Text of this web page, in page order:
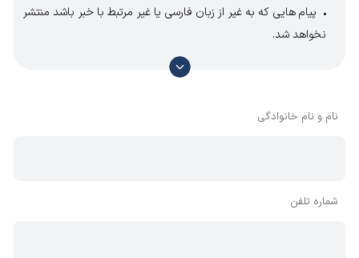
پیام هایی که به غیر از زبان فارسی یا غیر مرتبط با خبر باشد منتشر
نخواهد شد.
با توجه به آن که امکان موافقت یا مخالفت با محتوای نظرات
وجود دارد، معمولا نظراتی که محتوای مشابه دارند، انتشار نمی‌یابند
نام و نام خانوادگی
شماره تلفن